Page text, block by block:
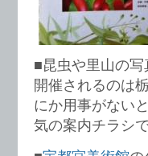
■昆虫や里山の
開催されるのは
にか用事がない
気の案内チラシ